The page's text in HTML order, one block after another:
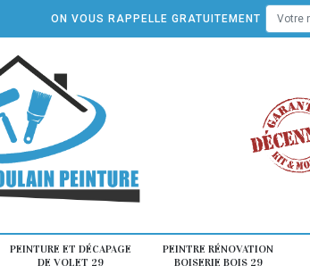
ON VOUS RAPPELLE GRATUITEMENT
PEINTURE ET DÉCAPAGE
DE VOLET 29
PEINTRE RÉNOVATION
BOISERIE BOIS 29